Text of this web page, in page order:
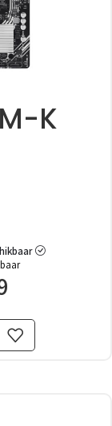
K